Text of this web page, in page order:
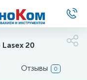
20
Отзывы 0